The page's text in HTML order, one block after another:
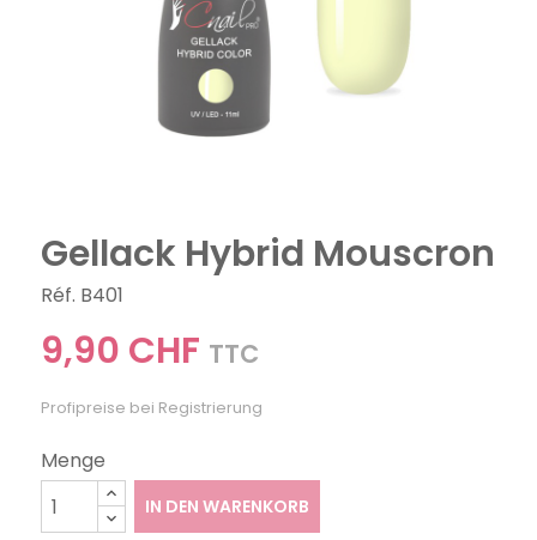
Gellack Hybrid Mouscron
Réf. B401
9,90 CHF TTC
Profipreise bei Registrierung
Menge
IN DEN WARENKORB